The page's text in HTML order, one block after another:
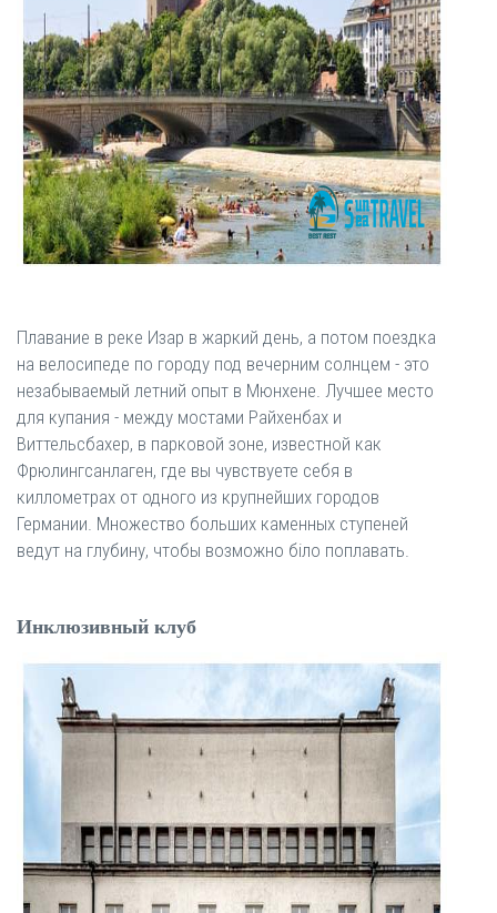
Плавание в реке Изар в жаркий день, а потом поездка
на велосипеде по городу под вечерним солнцем - это
незабываемый летний опыт в Мюнхене. Лучшее место
для купания - между мостами Райхенбах и
Виттельсбахер, в парковой зоне, известной как
Фрюлингсанлаген, где вы чувствуете себя в
киллометрах от одного из крупнейших городов
Германии. Множество больших каменных ступеней
ведут на глубину, чтобы возможно біло поплавать.
Инклюзивный клуб